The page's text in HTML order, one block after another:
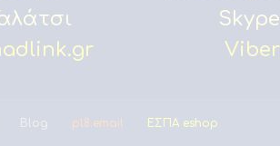
Skype
Viber
Blog pl8.email ΕΣΠΑ eshop